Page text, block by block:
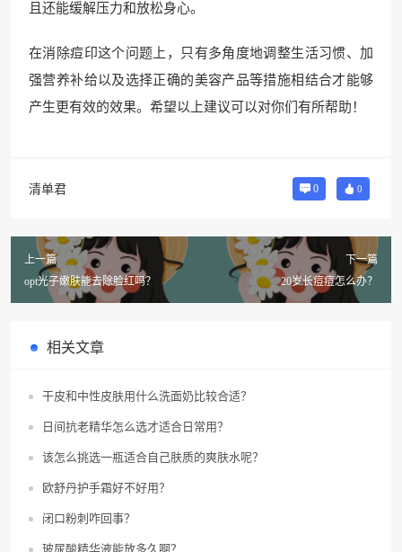
且还能缓解压力和放松身心。
在消除痘印这个问题上，只有多角度地调整生活习惯、加
强营养补给以及选择正确的美容产品等措施相结合才能够
产生更有效的效果。希望以上建议可以对你们有所帮助！
清单君 0 0
上一篇
opt光子嫩肤能去除脸红吗？
下一篇
20岁长痘痘怎么办？
相关文章
干皮和中性皮肤用什么洗面奶比较合适？
日间抗老精华怎么选才适合日常用？
该怎么挑选一瓶适合自己肤质的爽肤水呢？
欧舒丹护手霜好不好用？
闭口粉刺咋回事？
玻尿酸精华液能放多久啊？